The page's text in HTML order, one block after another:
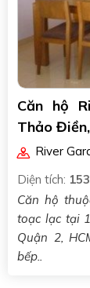
Căn hộ
Thảo
River
Diện tích:
Căn hộ
toạc lạc tại
Quận 2,
bếp..